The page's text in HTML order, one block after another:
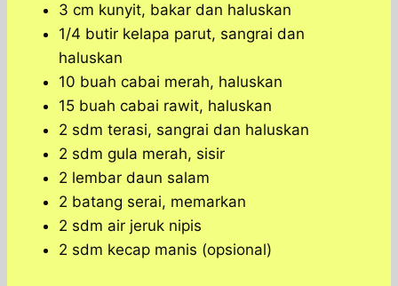
3 cm kunyit, bakar dan haluskan
1/4 butir kelapa parut, sangrai dan
haluskan
10 buah cabai merah, haluskan
15 buah cabai rawit, haluskan
2 sdm terasi, sangrai dan haluskan
2 sdm gula merah, sisir
2 lembar daun salam
2 batang serai, memarkan
2 sdm air jeruk nipis
2 sdm kecap manis (opsional)